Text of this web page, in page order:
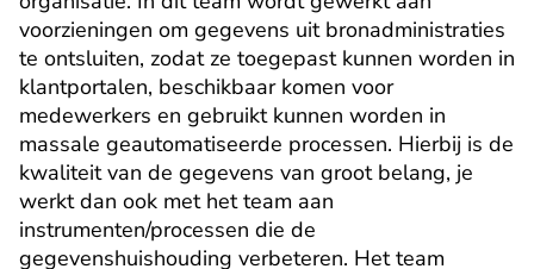
voorzieningen om gegevens uit bronadministraties
te ontsluiten, zodat ze toegepast kunnen worden in
klantportalen, beschikbaar komen voor
medewerkers en gebruikt kunnen worden in
massale geautomatiseerde processen. Hierbij is de
kwaliteit van de gegevens van groot belang, je
werkt dan ook met het team aan
instrumenten/processen die de
gegevenshuishouding verbeteren. Het team